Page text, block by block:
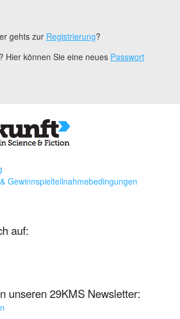
gehts zur Registrierung?
Hier können Sie eine neues Passwort
Gewinnspielteilnahmebedingungen
auf:
unseren 29KMS Newsletter: